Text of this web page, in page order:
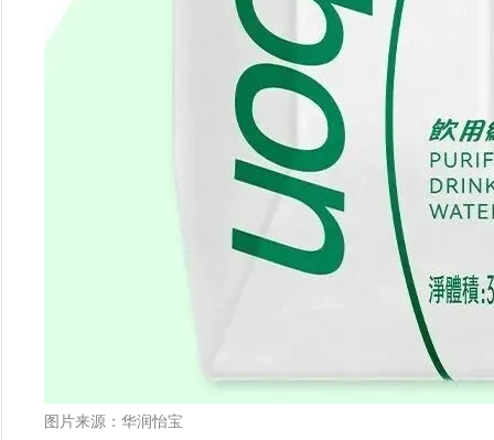
图片来源：华润怡宝